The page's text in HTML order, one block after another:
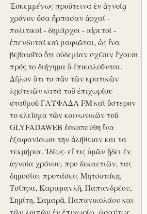
Ἐσκεμμένως προὔτεινα ἐν ἀγνοίᾳ
χρόνου ὅσα ἥρπασαν ἀρχαί -
πολιτικοί - δημάρχοι - αἱρετοί -
ἐπενδυταί καὶ μαφιῶται, ὡς ἵνα
βεβαιοῖτο ὅτι οὐδεμίαν σχέσιν ἔχουσι
πρός το διήγημα ὃ ἐπικαλοῦνται.
Δῆλον ὅτι το πᾶν τῶν κρατικῶν
λῃστειῶν κατὰ τοῦ ἐπιχωρίου
σταθμοῦ ΓΛΥΦΑΔΑ FM καὶ ὕστερον
το κλεῖσμα τῶν κοινωνικῶν τοῦ
GLYFADAWEB ἐσκοπεύθη ἵνα
ἐξαφανίσωσι την ἀλήθειαν και τα
τεκμήρια. Ἰδίως· εἴ τις ὑμῶν ᾔδει ἐν
ἀγνοία χρόνου, προ δεκαετιῶν, τας
δημοσίας προτάσεις Μητσοτάκη,
Τσίπρα, Καραμανλῆ, Παπανδρέου,
Σημίτη, Σαμαρᾶ, Παπανικολάου και
τῶν λοιπῶν ἐν ἐπιχωρίῳ, ὡσαύτως